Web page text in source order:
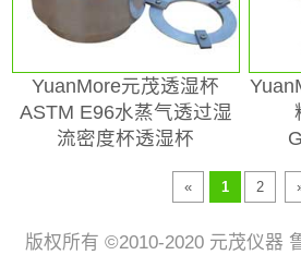
YuanMore元茂透湿杯
ASTM E96水蒸气透过湿
流密度杯透湿杯
« 1 2
版权所有 ©2010-2020 元茂仪器